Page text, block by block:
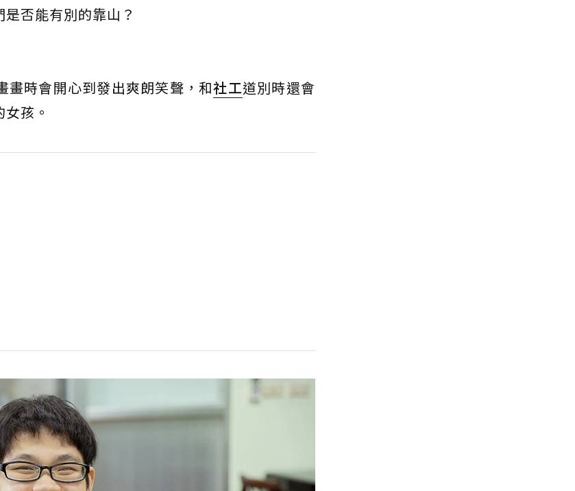
否能有別的靠山？
畫時會開心到發出爽朗笑聲，和社工道別時還會
孩。